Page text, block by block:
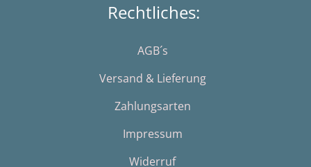
Rechtliches:
AGB´s
Versand & Lieferung
Zahlungsarten
Impressum
Widerruf